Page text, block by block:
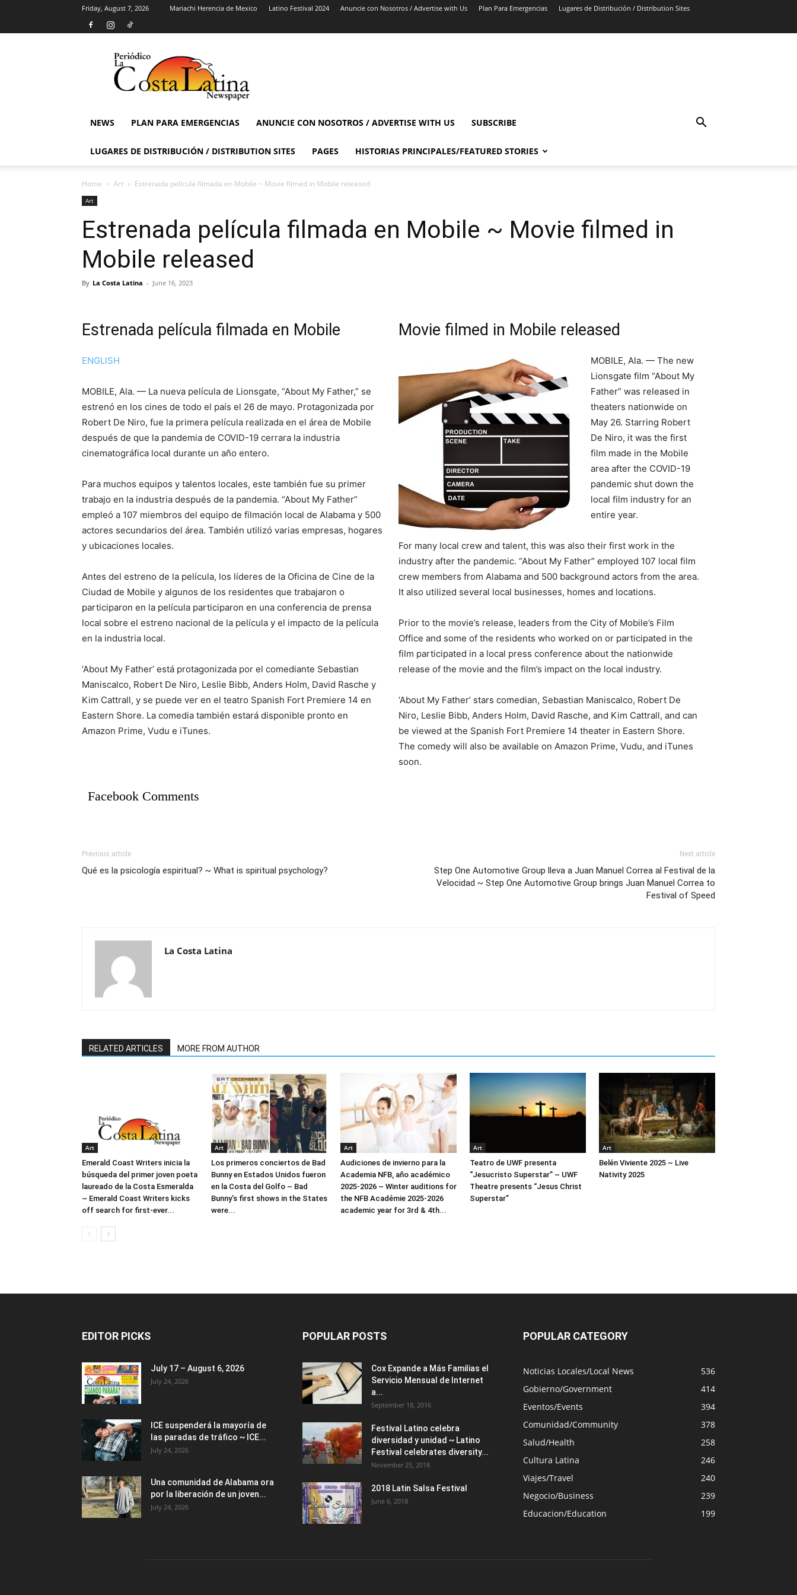
Friday, August 7, 2026 Mariachi Herencia de Mexico Latino Festival 2024 Anuncie con Nosotros / Advertise with Us Plan Para Emergencias Lugares de Distribución / Distribution Sites
La
Costa
Latina
Newspaper
NEWS PLAN PARA EMERGENCIAS ANUNCIE CON NOSOTROS / ADVERTISE WITH US SUBSCRIBE
LUGARES DE DISTRIBUCIÓN / DISTRIBUTION SITES PAGES HISTORIAS PRINCIPALES/FEATURED STORIES
Home Art Estrenada película filmada en Mobile ~ Movie filmed in Mobile released
Art
Estrenada película filmada en Mobile ~ Movie filmed in
Mobile released
By La Costa Latina - June 16, 2023
Estrenada película filmada en Mobile
ENGLISH
MOBILE, Ala. — La nueva película de Lionsgate, “About My Father,” se
estrenó en los cines de todo el país el 26 de mayo. Protagonizada por
Robert De Niro, fue la primera película realizada en el área de Mobile
después de que la pandemia de COVID-19 cerrara la industria
cinematográfica local durante un año entero.
Para muchos equipos y talentos locales, este también fue su primer
trabajo en la industria después de la pandemia. “About My Father”
empleó a 107 miembros del equipo de filmación local de Alabama y 500
actores secundarios del área. También utilizó varias empresas, hogares
y ubicaciones locales.
Antes del estreno de la película, los líderes de la Oficina de Cine de la
Ciudad de Mobile y algunos de los residentes que trabajaron o
participaron en la película participaron en una conferencia de prensa
local sobre el estreno nacional de la película y el impacto de la película
en la industria local.
‘About My Father’ está protagonizada por el comediante Sebastian
Maniscalco, Robert De Niro, Leslie Bibb, Anders Holm, David Rasche y
Kim Cattrall, y se puede ver en el teatro Spanish Fort Premiere 14 en
Eastern Shore. La comedia también estará disponible pronto en
Amazon Prime, Vudu e iTunes.
Movie filmed in Mobile released
MOBILE, Ala. — The new
Lionsgate film “About My
Father” was released in
theaters nationwide on
May 26. Starring Robert
De Niro, it was the first
film made in the Mobile
area after the COVID-19
pandemic shut down the
local film industry for an
entire year.
For many local crew and talent, this was also their first work in the
industry after the pandemic. “About My Father” employed 107 local film
crew members from Alabama and 500 background actors from the area.
It also utilized several local businesses, homes and locations.
Prior to the movie’s release, leaders from the City of Mobile’s Film
Office and some of the residents who worked on or participated in the
film participated in a local press conference about the nationwide
release of the movie and the film’s impact on the local industry.
‘About My Father’ stars comedian, Sebastian Maniscalco, Robert De
Niro, Leslie Bibb, Anders Holm, David Rasche, and Kim Cattrall, and can
be viewed at the Spanish Fort Premiere 14 theater in Eastern Shore.
The comedy will also be available on Amazon Prime, Vudu, and iTunes
soon.
Facebook Comments
Previous article
Qué es la psicología espiritual? ~ What is spiritual psychology?
Next article
Step One Automotive Group lleva a Juan Manuel Correa al Festival de la
Velocidad ~ Step One Automotive Group brings Juan Manuel Correa to
Festival of Speed
La Costa Latina
RELATED ARTICLES MORE FROM AUTHOR
Art
Emerald Coast Writers inicia la
búsqueda del primer joven poeta
laureado de la Costa Esmeralda
~ Emerald Coast Writers kicks
off search for first-ever...
Art
Los primeros conciertos de Bad
Bunny en Estados Unidos fueron
en la Costa del Golfo ~ Bad
Bunny’s first shows in the States
were...
Art
Audiciones de invierno para la
Academia NFB, año académico
2025-2026 ~ Winter auditions for
the NFB Académie 2025-2026
academic year for 3rd & 4th...
Art
Teatro de UWF presenta
“Jesucristo Superstar” ~ UWF
Theatre presents “Jesus Christ
Superstar”
Art
Belén Viviente 2025 ~ Live
Nativity 2025
EDITOR PICKS
July 17 – August 6, 2026
July 24, 2026
ICE suspenderá la mayoría de
las paradas de tráfico ~ ICE...
July 24, 2026
Una comunidad de Alabama ora
por la liberación de un joven...
July 24, 2026
POPULAR POSTS
Cox Expande a Más Familias el
Servicio Mensual de Internet
a...
September 18, 2016
Festival Latino celebra
diversidad y unidad ~ Latino
Festival celebrates diversity...
November 25, 2018
2018 Latin Salsa Festival
June 6, 2018
POPULAR CATEGORY
Noticias Locales/Local News
536
Gobierno/Government
414
Eventos/Events
394
Comunidad/Community
378
Salud/Health
258
Cultura Latina
246
Viajes/Travel
240
Negocio/Business
239
Educacion/Education
199